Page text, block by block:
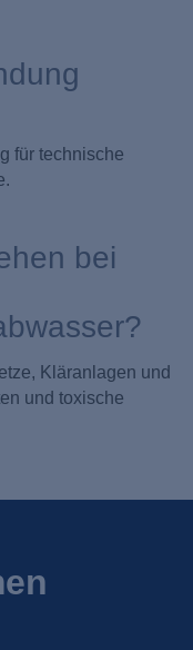
für technische
bei
Kläranlagen und
und toxische